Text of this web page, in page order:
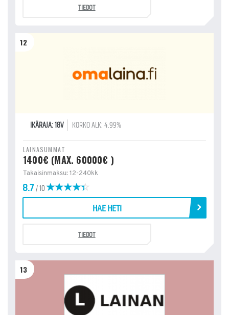
TIEDOT
12
IKÄRAJA: 18V KORKO ALK: 4.99%
LAINASUMMAT
1400€ (MAX. 60000€ )
Takaisinmaksu: 12-240kk
8.7/ 10
HAE HETI
TIEDOT
13